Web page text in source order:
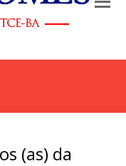
(as) da